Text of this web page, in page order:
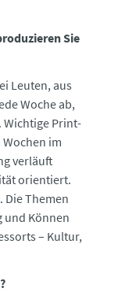
Sie
Leuten, aus
Woche ab,
Wichtige Print-
im
verläuft
orientiert.
Themen
und Können
– Kultur,